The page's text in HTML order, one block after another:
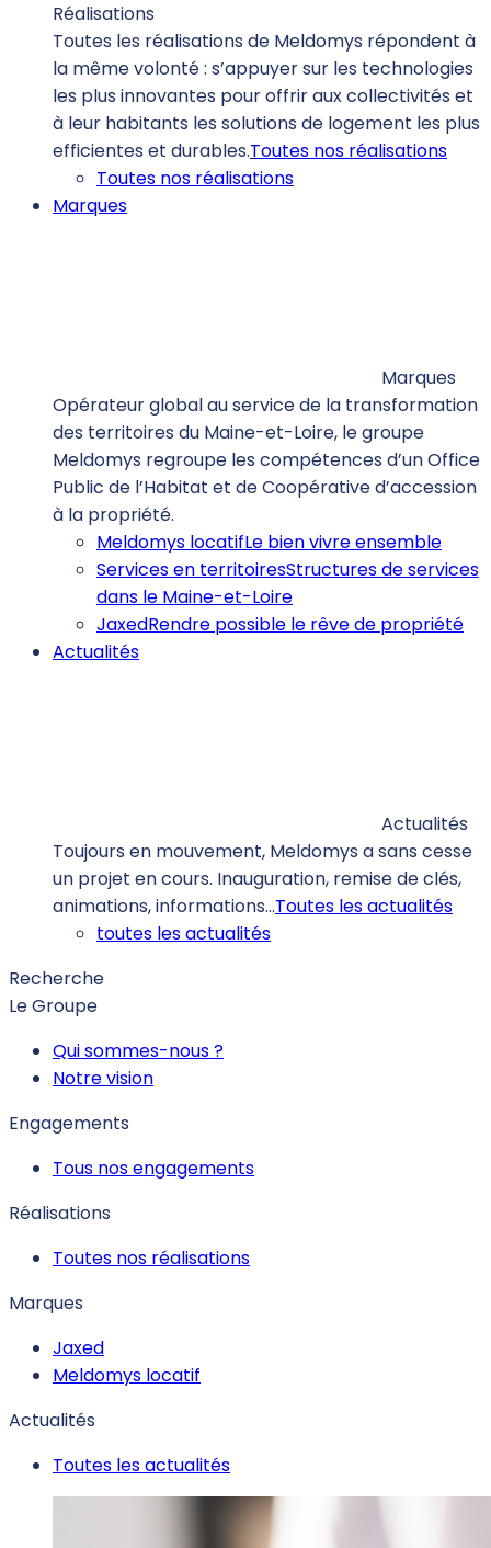
Réalisations
Toutes les réalisations de Meldomys répondent à
la même volonté : s’appuyer sur les technologies
les plus innovantes pour offrir aux collectivités et
à leur habitants les solutions de logement les plus
efficientes et durables.Toutes nos réalisations
Toutes nos réalisations
Marques
Marques
Opérateur global au service de la transformation
des territoires du Maine-et-Loire, le groupe
Meldomys regroupe les compétences d’un Office
Public de l’Habitat et de Coopérative d’accession
à la propriété.
Meldomys locatifLe bien vivre ensemble
Services en territoiresStructures de services
dans le Maine-et-Loire
JaxedRendre possible le rêve de propriété
Actualités
Actualités
Toujours en mouvement, Meldomys a sans cesse
un projet en cours. Inauguration, remise de clés,
animations, informations…Toutes les actualités
toutes les actualités
Recherche
Le Groupe
Qui sommes-nous ?
Notre vision
Engagements
Tous nos engagements
Réalisations
Toutes nos réalisations
Marques
Jaxed
Meldomys locatif
Actualités
Toutes les actualités